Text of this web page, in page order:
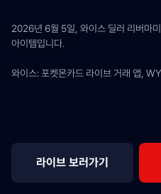
2026년 6월 5일, 와이스 딜러 리버마
아이템입니다.
와이스: 포켓몬카드 라이브 거래 앱,
라이브 보러가기